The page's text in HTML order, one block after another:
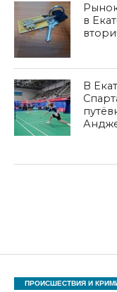
в
В
ПРОИСШЕСТВИЯ И